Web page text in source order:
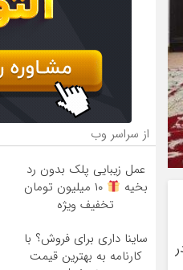
از سراسر وب
عمل زیبایی پلک بدون رد
بخیه
۱۰ میلیون تومان
تخفیف ویژه
ساینا داری برای فروش؟ با
کارنامه به بهترین قیمت